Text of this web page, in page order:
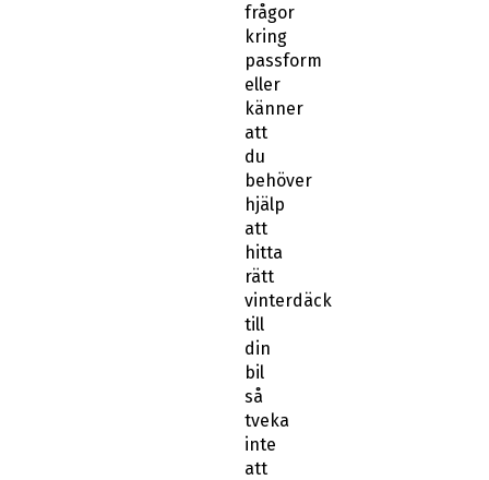
frågor
kring
passform
eller
känner
att
du
behöver
hjälp
att
hitta
rätt
vinterdäck
till
din
bil
så
tveka
inte
att